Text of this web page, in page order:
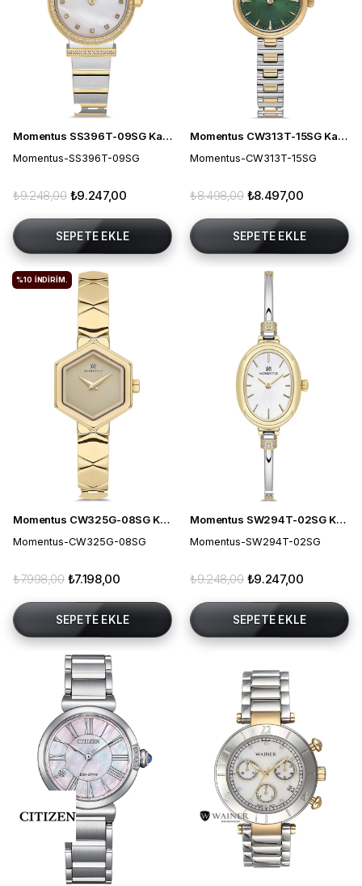
Momentus SS396T-09SG Kadın Kol Saati
Momentus-SS396T-09SG
₺9.247,00
₺9.248,00
SEPETE EKLE
Momentus CW313T-15SG Kadın Kol Saati
Momentus-CW313T-15SG
₺8.497,00
₺8.498,00
SEPETE EKLE
Momentus CW325G-08SG Kadın Kol Saati
Momentus-CW325G-08SG
₺7.198,00
₺7.998,00
SEPETE EKLE
%10 İNDIRIM.
Momentus SW294T-02SG Kadın Kol Saati
Momentus-SW294T-02SG
₺9.247,00
₺9.248,00
SEPETE EKLE